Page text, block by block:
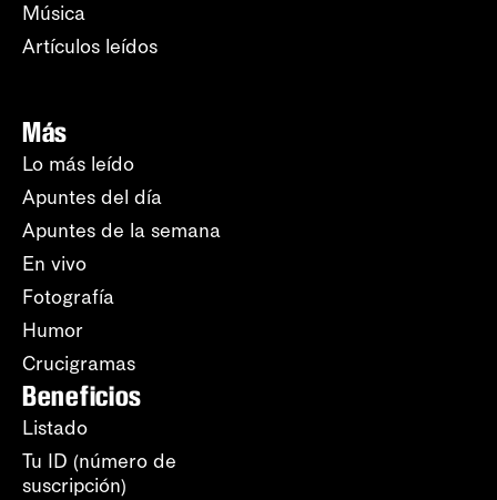
Música
Artículos leídos
Más
Lo más leído
Apuntes del día
Apuntes de la semana
En vivo
Fotografía
Humor
Crucigramas
Beneficios
Listado
Tu ID (número de
suscripción)